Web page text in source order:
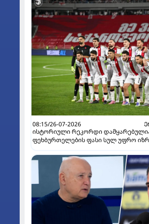
08:15/26-07-2026
ისტორიული რეკორდი
ფეხბურთელების ფასი სულ უფრო